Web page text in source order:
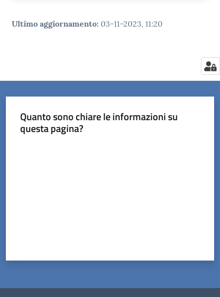
Ultimo aggiornamento: 03-11-2023, 11:20
Quanto sono chiare le informazioni su
questa pagina?